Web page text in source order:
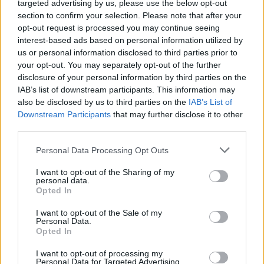
targeted advertising by us, please use the below opt-out
section to confirm your selection. Please note that after your
opt-out request is processed you may continue seeing
interest-based ads based on personal information utilized by
us or personal information disclosed to third parties prior to
your opt-out. You may separately opt-out of the further
disclosure of your personal information by third parties on the
IAB’s list of downstream participants. This information may
also be disclosed by us to third parties on the IAB’s List of
Downstream Participants that may further disclose it to other
Personal Data Processing Opt Outs
I want to opt-out of the Sharing of my
personal data.
Opted In
I want to opt-out of the Sale of my
Personal Data.
Opted In
I want to opt-out of processing my
Personal Data for Targeted Advertising.
nim wiecej sie wypowiedzieć. Będę wdzięczna
za wszelkie informacje
gość
Witam co to może być ?
Zaczęło swędzieć i zobaczyłam to
Forum:Ginekologia - specjalista radzi, dla
pacjentki
ciąża test ciążowy
Reklama: